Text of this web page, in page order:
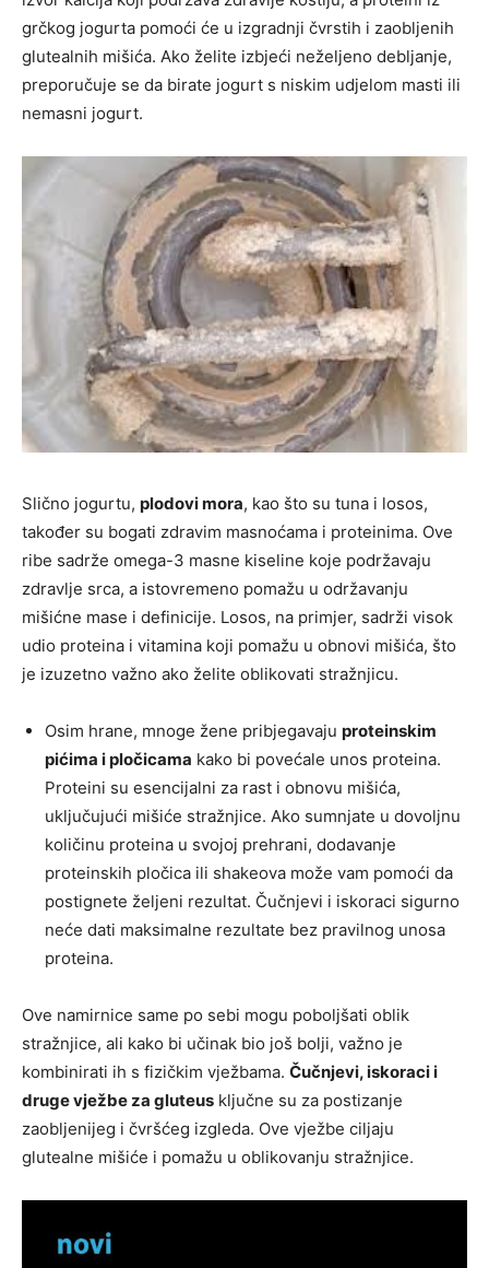
grčkog jogurta pomoći će u izgradnji čvrstih i zaobljenih
glutealnih mišića. Ako želite izbjeći neželjeno debljanje,
preporučuje se da birate jogurt s niskim udjelom masti ili
nemasni jogurt.
Slično jogurtu, plodovi mora, kao što su tuna i losos,
također su bogati zdravim masnoćama i proteinima. Ove
ribe sadrže omega-3 masne kiseline koje podržavaju
zdravlje srca, a istovremeno pomažu u održavanju
mišićne mase i definicije. Losos, na primjer, sadrži visok
udio proteina i vitamina koji pomažu u obnovi mišića, što
je izuzetno važno ako želite oblikovati stražnjicu.
Osim hrane, mnoge žene pribjegavaju proteinskim
pićima i pločicama kako bi povećale unos proteina.
Proteini su esencijalni za rast i obnovu mišića,
uključujući mišiće stražnjice. Ako sumnjate u dovoljnu
količinu proteina u svojoj prehrani, dodavanje
proteinskih pločica ili shakeova može vam pomoći da
postignete željeni rezultat. Čučnjevi i iskoraci sigurno
neće dati maksimalne rezultate bez pravilnog unosa
proteina.
Ove namirnice same po sebi mogu poboljšati oblik
stražnjice, ali kako bi učinak bio još bolji, važno je
kombinirati ih s fizičkim vježbama. Čučnjevi, iskoraci i
druge vježbe za gluteus ključne su za postizanje
zaobljenijeg i čvršćeg izgleda. Ove vježbe ciljaju
glutealne mišiće i pomažu u oblikovanju stražnjice.